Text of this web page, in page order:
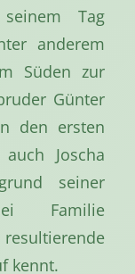
Tag
anderem
Süden zur
Günter
den ersten
Joscha
seiner
Familie
kennt.